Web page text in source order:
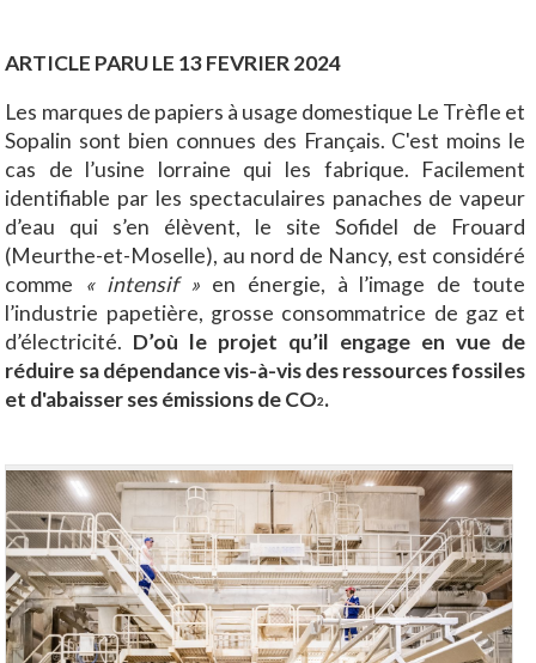
ARTICLE PARU LE 13 FEVRIER 2024
Les marques de papiers à usage domestique Le Trèfle et
Sopalin sont bien connues des Français. C'est moins le
cas de l’usine lorraine qui les fabrique. Facilement
identifiable par les spectaculaires panaches de vapeur
d’eau qui s’en élèvent, le site Sofidel de Frouard
(Meurthe-et-Moselle), au nord de Nancy, est considéré
comme « intensif » en énergie, à l’image de toute
l’industrie papetière, grosse consommatrice de gaz et
d’électricité. D’où le projet qu’il engage en vue de
réduire sa dépendance vis-à-vis des ressources fossiles
et d'abaisser ses émissions de CO2.